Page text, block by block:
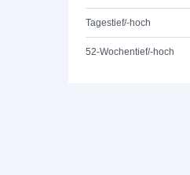
Tagestief/-hoch
52-Wochentief/-hoch